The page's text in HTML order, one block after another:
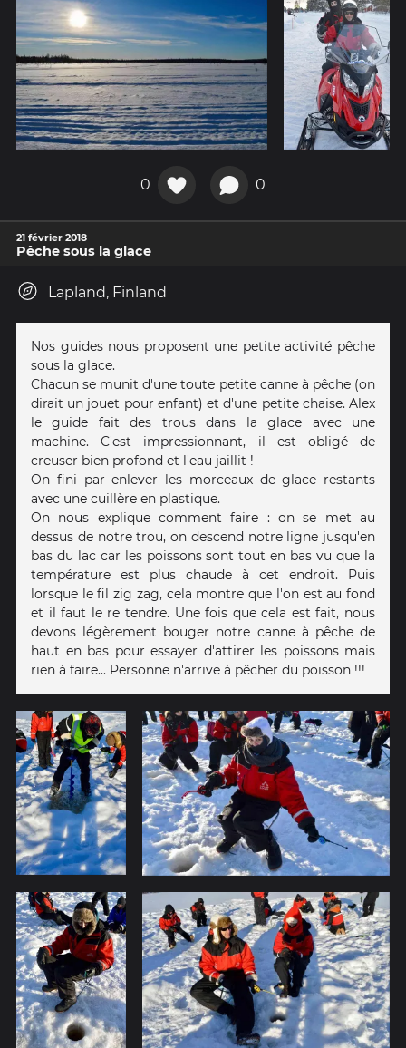
0 0
21 février 2018
Pêche sous la glace
Lapland, Finland
Nos guides nous proposent une petite activité pêche
sous la glace.
Chacun se munit d'une toute petite canne à pêche (on
dirait un jouet pour enfant) et d'une petite chaise. Alex
le guide fait des trous dans la glace avec une
machine. C'est impressionnant, il est obligé de
creuser bien profond et l'eau jaillit !
On fini par enlever les morceaux de glace restants
avec une cuillère en plastique.
On nous explique comment faire : on se met au
dessus de notre trou, on descend notre ligne jusqu'en
bas du lac car les poissons sont tout en bas vu que la
température est plus chaude à cet endroit. Puis
lorsque le fil zig zag, cela montre que l'on est au fond
et il faut le re tendre. Une fois que cela est fait, nous
devons légèrement bouger notre canne à pêche de
haut en bas pour essayer d'attirer les poissons mais
rien à faire... Personne n'arrive à pêcher du poisson !!!